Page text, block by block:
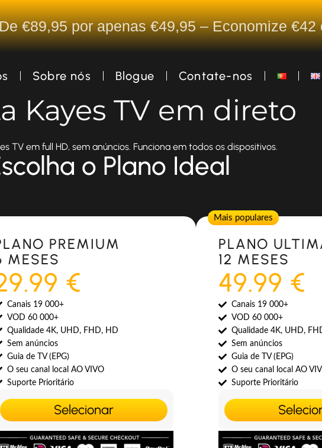
€89,95 por apenas €49,95 – Economize
Sobre nós Blogue Contate-nos
Kayes TV em direto
TV em full HD, sem anúncios. Funciona em todos os dispositivos.
o Plano Ideal
Popular
PREMIUM
MESES
€
Canais 19 000+
VOD 60 000+
Qualidade 4K, UHD, FHD, HD
Sem anúncios
Guia de TV (EPG)
O seu canal local AO VIVO
Suporte Prioritário
Selecionar
Mais populares
PLANO
12 MESES
49.99 €
Canais 19 000+
VOD 60 000+
Qualidade 4K, UHD,
Sem anúncios
Guia de TV (EPG)
O seu canal local AO
Suporte Prioritário